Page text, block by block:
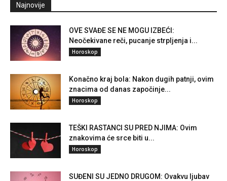
Najnovije
OVE SVAĐE SE NE MOGU IZBEĆI:
Neočekivane reči, pucanje strpljenja i...
Horoskop
Konačno kraj bola: Nakon dugih patnji, ovim
znacima od danas započinje...
Horoskop
TEŠKI RASTANCI SU PRED NJIMA: Ovim
znakovima će srce biti u...
Horoskop
SUĐENI SU JEDNO DRUGOM: Ovakvu ljubav